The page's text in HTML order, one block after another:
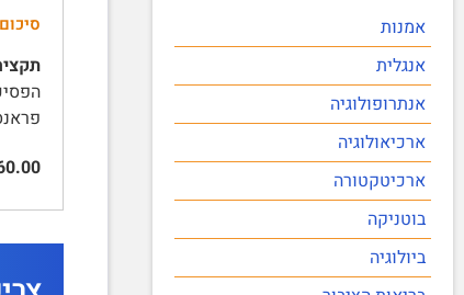
אמנות
אנגלית
אנתרופולוגיה
ארכיאולוגיה
ארכיטקטורה
בוטניקה
ביולוגיה
פראנסיס